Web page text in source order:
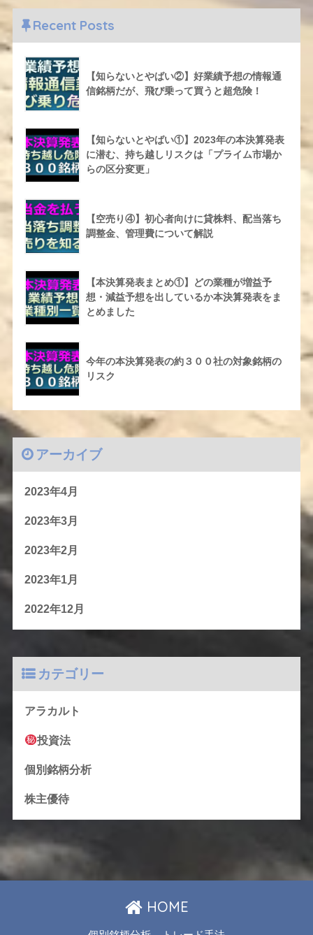
Recent Posts
【知らないとやばい②】好業績予想の情報通
信銘柄だが、飛び乗って買うと超危険！
【知らないとやばい①】2023年の本決算発表
に潜む、持ち越しリスクは「プライム市場か
らの区分変更」
【空売り④】初心者向けに貸株料、配当落ち
調整金、管理費について解説
【本決算発表まとめ①】どの業種が増益予
想・減益予想を出しているか本決算発表をま
とめました
今年の本決算発表の約３００社の対象銘柄の
リスク
アーカイブ
2023年4月
2023年3月
2023年2月
2023年1月
2022年12月
カテゴリー
アラカルト
投資法
個別銘柄分析
株主優待
HOME